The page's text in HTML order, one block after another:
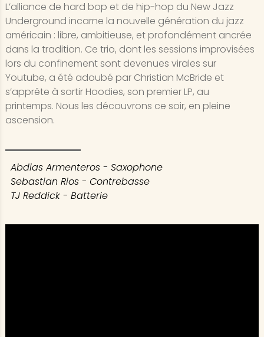
L’alliance de hard bop et de hip-hop du New Jazz
Underground incarne la nouvelle génération du jazz
américain : libre, ambitieuse, et profondément ancrée
dans la tradition. Ce trio, dont les sessions improvisées
lors du confinement sont devenues virales sur
Youtube, a été adoubé par Christian McBride et
s’apprête à sortir Hoodies, son premier LP, au
printemps. Nous les découvrons ce soir, en pleine
ascension.
Abdias Armenteros - Saxophone
Sebastian Rios - Contrebasse
TJ Reddick - Batterie